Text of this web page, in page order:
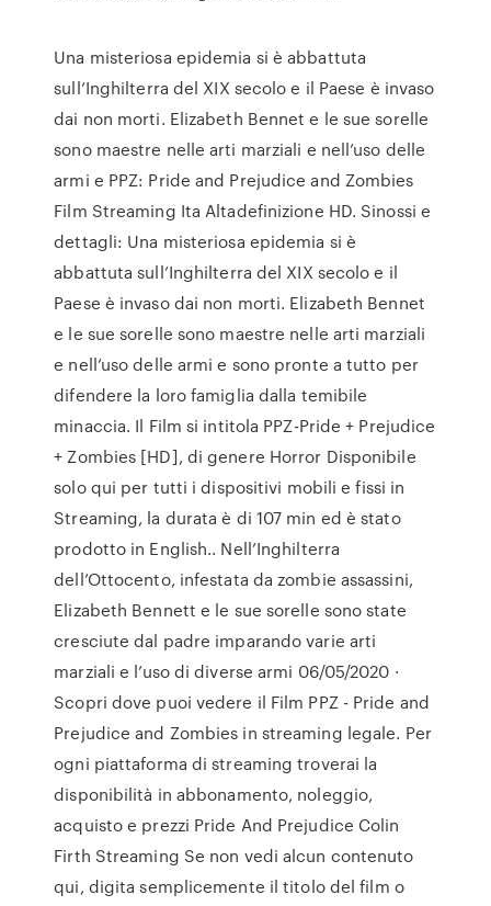
Una misteriosa epidemia si è abbattuta
sull’Inghilterra del XIX secolo e il Paese è invaso
dai non morti. Elizabeth Bennet e le sue sorelle
sono maestre nelle arti marziali e nell’uso delle
armi e PPZ: Pride and Prejudice and Zombies
Film Streaming Ita Altadefinizione HD. Sinossi e
dettagli: Una misteriosa epidemia si è
abbattuta sull’Inghilterra del XIX secolo e il
Paese è invaso dai non morti. Elizabeth Bennet
e le sue sorelle sono maestre nelle arti marziali
e nell’uso delle armi e sono pronte a tutto per
difendere la loro famiglia dalla temibile
minaccia. Il Film si intitola PPZ-Pride + Prejudice
+ Zombies [HD], di genere Horror Disponibile
solo qui per tutti i dispositivi mobili e fissi in
Streaming, la durata è di 107 min ed è stato
prodotto in English.. Nell’Inghilterra
dell’Ottocento, infestata da zombie assassini,
Elizabeth Bennett e le sue sorelle sono state
cresciute dal padre imparando varie arti
marziali e l’uso di diverse armi 06/05/2020 ·
Scopri dove puoi vedere il Film PPZ - Pride and
Prejudice and Zombies in streaming legale. Per
ogni piattaforma di streaming troverai la
disponibilità in abbonamento, noleggio,
acquisto e prezzi Pride And Prejudice Colin
Firth Streaming Se non vedi alcun contenuto
qui, digita semplicemente il titolo del film o